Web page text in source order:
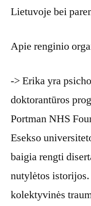
Lietuvoje bei
Apie renginio
-> Erika yra
doktorantūros
Portman NHS
Esekso
baigia rengti
nutylėtos
kolektyvinės